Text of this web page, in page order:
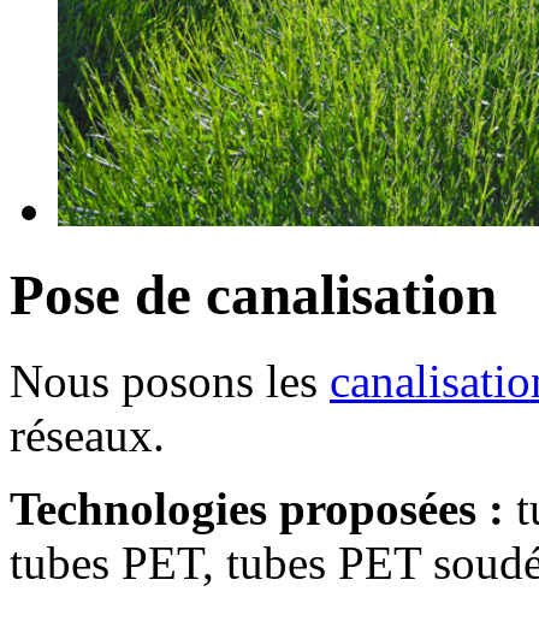
Pose de canalisation
Nous posons les
réseaux.
Technologies proposées :
tubes PET, tubes PET